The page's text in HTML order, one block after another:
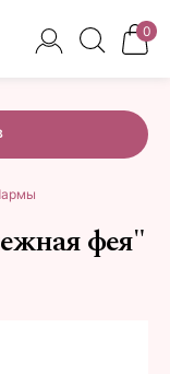
0
фея"